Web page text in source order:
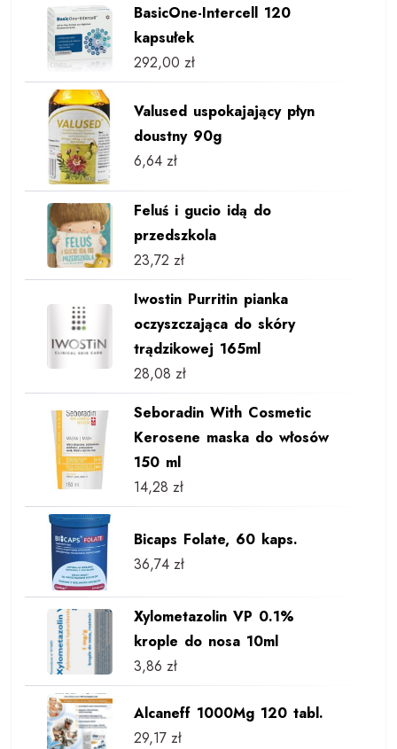
BasicOne-Intercell 120
kapsułek
292,00 zł
Valused uspokajający płyn
doustny 90g
6,64 zł
Feluś i gucio idą do
przedszkola
23,72 zł
Iwostin Purritin pianka
oczyszczająca do skóry
trądzikowej 165ml
28,08 zł
Seboradin With Cosmetic
Kerosene maska do włosów
150 ml
14,28 zł
Bicaps Folate, 60 kaps.
36,74 zł
Xylometazolin VP 0.1%
krople do nosa 10ml
3,86 zł
Alcaneff 1000Mg 120 tabl.
29,17 zł